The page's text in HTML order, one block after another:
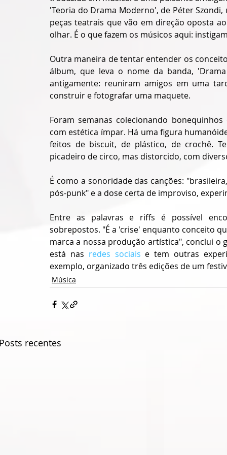
'Teoria do Drama Moderno', de Péter
peças teatrais que vão em direção oposta
olhar. É o que fazem os músicos aqui:
Outra maneira de tentar entender os
álbum, que leva o nome da banda,
antigamente: reuniram amigos em uma
construir e fotografar uma maquete.
Foram semanas colecionando
com estética ímpar. Há uma figura
feitos de biscuit, de plástico, de crochê.
picadeiro de circo, mas distorcido, com
É como a sonoridade das canções:
pós-punk" e a dose certa de improviso,
Entre as palavras e riffs é possível
sobrepostos. "É a 'crise' enquanto conceito
marca a nossa produção artística", conclui
está nas redes sociais e tem outras
exemplo, organizado três edições de um
Música
recentes